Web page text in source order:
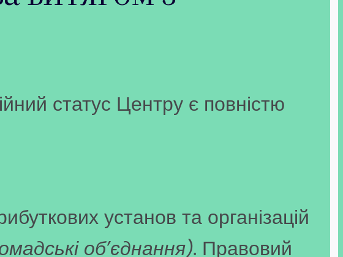
статус Центру є повністю
установ та організацій
об’єднання). Правовий